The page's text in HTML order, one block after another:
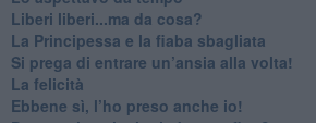
​Liberi liberi...ma da cosa?
​La Principessa e la fiaba sbagliata
Si prega di entrare un’ansia alla volta!
​La felicità
​Ebbene sì, l’ho preso anche io!